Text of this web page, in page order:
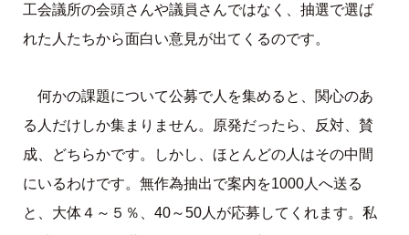
工会議所の会頭さんや議員さんではなく、抽選で選ば
れた人たちから面白い意見が出てくるのです。
何かの課題について公募で人を集めると、関心のあ
る人だけしか集まりません。原発だったら、反対、賛
成、どちらかです。しかし、ほとんどの人はその中間
にいるわけです。無作為抽出で案内を1000人へ送る
と、大体４～５％、40～50人が応募してくれます。私